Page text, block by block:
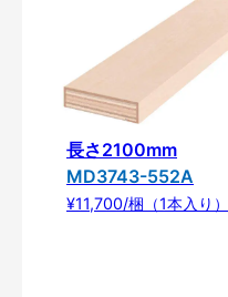
長さ2100mm
MD3743-552A
¥11,700/梱（1本入り）